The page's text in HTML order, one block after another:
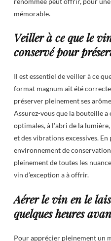
mémorable.
Veiller à ce que le
conservé pour
Il est essentiel de veiller à ce
format magnum ait été
préserver pleinement ses
Assurez-vous que la bouteille a
optimales, à l’abri de la
et des vibrations excessives.
environnement de
pleinement de toutes les
vin d’exception a à offrir.
Aérer le vin en le
quelques heures
Pour apprécier pleinement un